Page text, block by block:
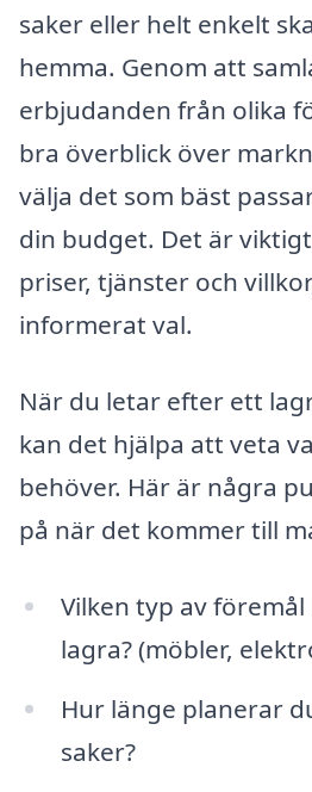
saker eller helt enkelt
hemma. Genom att
erbjudanden från olika
bra överblick över
välja det som bäst
din budget. Det är
priser, tjänster och
informerat val.
När du letar efter ett
kan det hjälpa att veta
behöver. Här är några
på när det kommer till
Vilken typ av
lagra? (möbler,
Hur länge planerar
saker?